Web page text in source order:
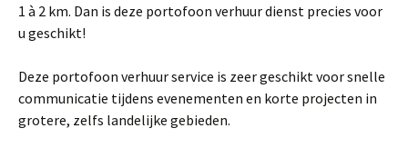
1 à 2 km. Dan is deze portofoon verhuur dienst precies voor
u geschikt!
Deze portofoon verhuur service is zeer geschikt voor snelle
communicatie tijdens evenementen en korte projecten in
grotere, zelfs landelijke gebieden.